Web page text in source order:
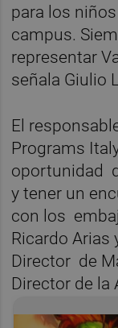
para los
campus.
representar
señala Giulio
El
Programs
oportunidad
y tener un
con los
Ricardo Arias
Director de
Director de la